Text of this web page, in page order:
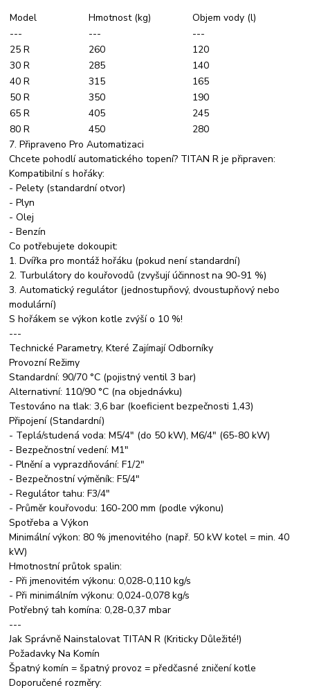
Model
Hmotnost (kg)
Objem vody (l)
---
---
---
25 R
260
120
30 R
285
140
40 R
315
165
50 R
350
190
65 R
405
245
80 R
450
280
7. Připraveno Pro Automatizaci
Chcete pohodlí automatického topení? TITAN R je připraven:
Kompatibilní s hořáky:
- Pelety (standardní otvor)
- Plyn
- Olej
- Benzín
Co potřebujete dokoupit:
1. Dvířka pro montáž hořáku (pokud není standardní)
2. Turbulátory do kouřovodů (zvyšují účinnost na 90-91 %)
3. Automatický regulátor (jednostupňový, dvoustupňový nebo
modulární)
S hořákem se výkon kotle zvýší o 10 %!
---
Technické Parametry, Které Zajímají Odborníky
Provozní Režimy
Standardní: 90/70 °C (pojistný ventil 3 bar)
Alternativní: 110/90 °C (na objednávku)
Testováno na tlak: 3,6 bar (koeficient bezpečnosti 1,43)
Připojení (Standardní)
- Teplá/studená voda: M5/4" (do 50 kW), M6/4" (65-80 kW)
- Bezpečnostní vedení: M1"
- Plnění a vyprazdňování: F1/2"
- Bezpečnostní výměník: F5/4"
- Regulátor tahu: F3/4"
- Průměr kouřovodu: 160-200 mm (podle výkonu)
Spotřeba a Výkon
Minimální výkon: 80 % jmenovitého (např. 50 kW kotel = min. 40
kW)
Hmotnostní průtok spalin:
- Při jmenovitém výkonu: 0,028-0,110 kg/s
- Při minimálním výkonu: 0,024-0,078 kg/s
Potřebný tah komína: 0,28-0,37 mbar
---
Jak Správně Nainstalovat TITAN R (Kriticky Důležité!)
Požadavky Na Komín
Špatný komín = špatný provoz = předčasné zničení kotle
Doporučené rozměry: